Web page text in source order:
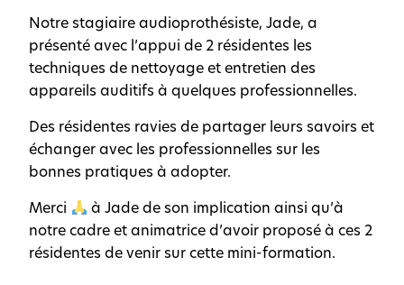
Notre stagiaire audioprothésiste, Jade, a
présenté avec l’appui de 2 résidentes les
techniques de nettoyage et entretien des
appareils auditifs à quelques professionnelles.
Des résidentes ravies de partager leurs savoirs et
échanger avec les professionnelles sur les
bonnes pratiques à adopter.
Merci
à Jade de son implication ainsi qu’à
notre cadre et animatrice d’avoir proposé à ces 2
résidentes de venir sur cette mini-formation.